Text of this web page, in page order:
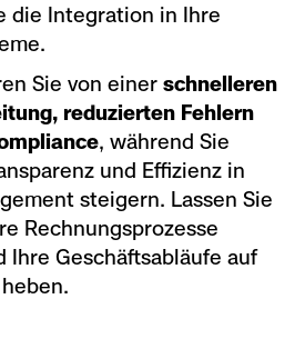
die Integration in Ihre
Sie von einer schnelleren
reduzierten Fehlern
, während Sie
und Effizienz in
steigern. Lassen Sie
Rechnungsprozesse
Ihre Geschäftsabläufe auf